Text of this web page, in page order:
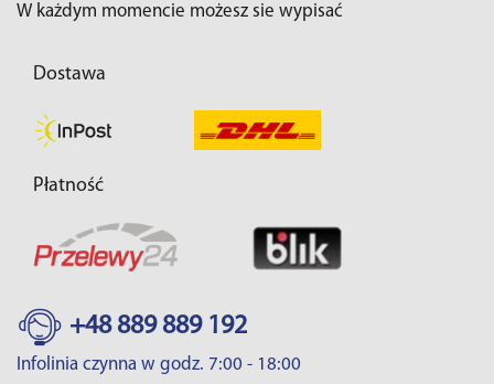
W każdym momencie możesz sie wypisać
Dostawa
Płatność
+48 889 889 192
Infolinia czynna w godz. 7:00 - 18:00